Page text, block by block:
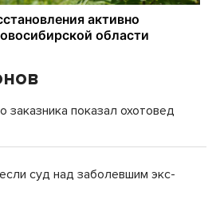
заказника показал охотовед
суд над заболевшим экс-